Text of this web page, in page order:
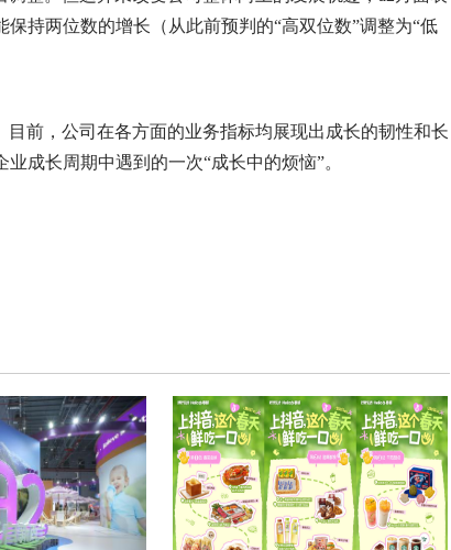
持两位数的增长（从此前预判的“高双位数”调整为“低
前，公司在各方面的业务指标均展现出成长的韧性和长
成长周期中遇到的一次“成长中的烦恼”。